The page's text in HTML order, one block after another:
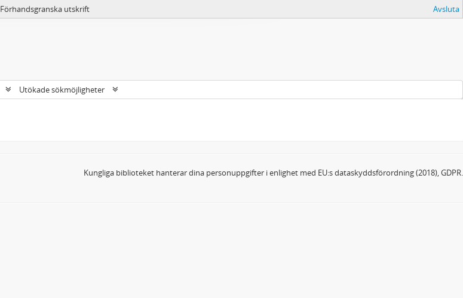
Förhandsgranska utskrift Avsluta
Utökade sökmöjligheter
Kungliga biblioteket hanterar dina personuppgifter i enlighet med EU:s dataskyddsförordning (2018), GDPR.